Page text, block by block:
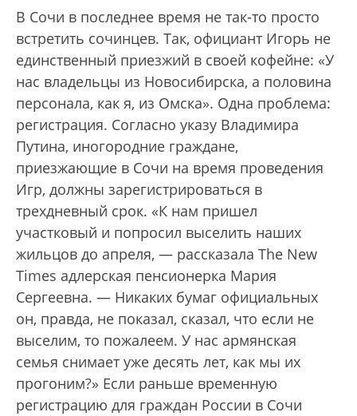
В Сочи в последнее время не так-то просто
встретить сочинцев. Так, официант Игорь не
единственный приезжий в своей кофейне: «У
нас владельцы из Новосибирска, а половина
персонала, как я, из Омска». Одна проблема:
регистрация. Согласно указу Владимира
Путина, иногородние граждане,
приезжающие в Сочи на время проведения
Игр, должны зарегистрироваться в
трехдневный срок. «К нам пришел
участковый и попросил выселить наших
жильцов до апреля, — рассказала The New
Times адлерская пенсионерка Мария
Сергеевна. — Никаких бумаг официальных
он, правда, не показал, сказал, что если не
выселим, то пожалеем. У нас армянская
семья снимает уже десять лет, как мы их
прогоним?» Если раньше временную
регистрацию для граждан России в Сочи